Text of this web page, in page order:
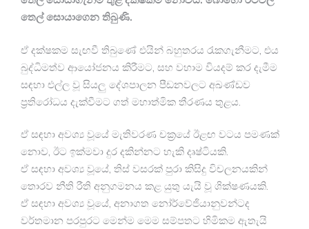
තෙල් සොයාගෙන තිබුණි.
ඒ දක්ෂකම සැඟවී තිබුණේ එයින් බහුතරය රැකගැනීමට, එය
බුද්ධිමත්ව ආයෝජනය කිරීමට, සහ වහාම වියදම් කර දැමීම
සඳහා එල්ල වූ සියලු දේශපාලන පීඩනවලට අඛණ්ඩව
ප්‍රතිරෝධය දැක්වීමට ගත් මහාත්මික තීරණය තුළය.
ඒ සඳහා අවශ්‍ය වූයේ මැතිවරණ චක්‍රයේ ඊළඟ වටය පමණක්
නොව, ඊට ඉක්මවා දුර දකින්නට හැකි දෘෂ්ටියකි.
ඒ සඳහා අවශ්‍ය වූයේ, තිස් වසරක් පුරා කිසිදු විචලනයකින්
තොරව නීති රීති අනුගමනය කළ යුතු යැයි වූ ශික්ෂණයකි.
ඒ සඳහා අවශ්‍ය වූයේ, අනාගත නෝර්වේජියානුවන්ටද
වර්තමාන පරපුරට මෙන්ම මෙම සම්පතට හිමිකම ඇතැයි